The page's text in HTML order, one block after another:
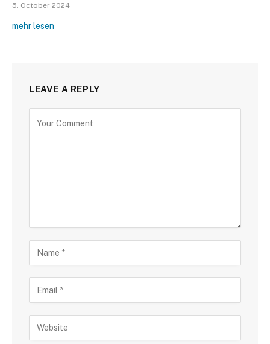
5. October 2024
mehr lesen
LEAVE A REPLY